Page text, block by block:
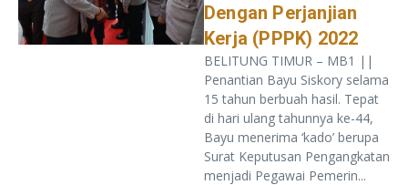
Dengan Perjanjian
Kerja (PPPK) 2022
BELITUNG TIMUR – MB1 ||
Penantian Bayu Siskory selama
15 tahun berbuah hasil. Tepat
di hari ulang tahunnya ke-44,
Bayu menerima ‘kado’ berupa
Surat Keputusan Pengangkatan
menjadi Pegawai Pemerin...